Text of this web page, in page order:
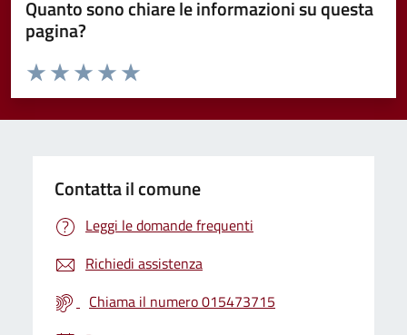
Quanto sono chiare le informazioni su questa
pagina?
Valuta da 1 a 5 stelle la pagina
Valuta 5 stelle su 5
Valuta 4 stelle su 5
Valuta 3 stelle su 5
Valuta 2 stelle su 5
Valuta 1 stelle su 5
Contatta il comune
Leggi le domande frequenti
Richiedi assistenza
Chiama il numero 015473715